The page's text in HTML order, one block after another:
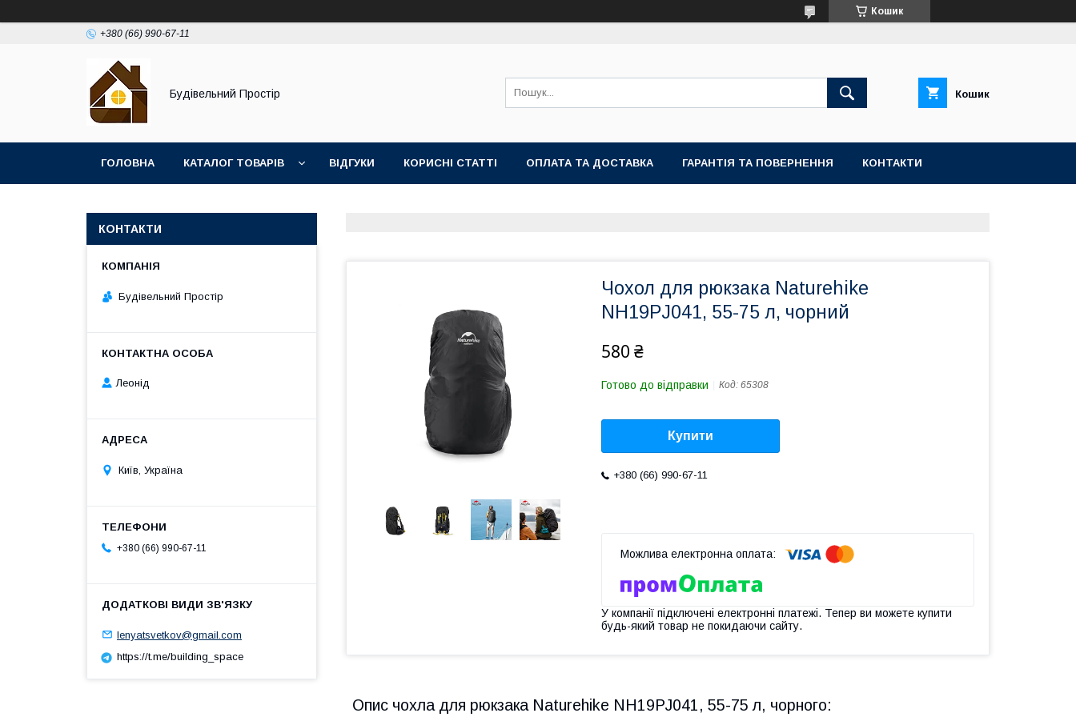
Кошик
+380 (66) 990-67-11
Будівельний Простір Кошик
ГОЛОВНА КАТАЛОГ ТОВАРІВ ВІДГУКИ КОРИСНІ СТАТТІ ОПЛАТА ТА ДОСТАВКА ГАРАНТІЯ ТА ПОВЕРНЕННЯ КОНТАКТИ
Чохол для рюкзака Naturehike
NH19PJ041, 55-75 л, чорний
580 ₴
Готово до відправки Код: 65308
Купити
+380 (66) 990-67-11
У компанії підключені електронні платежі. Тепер ви можете купити
будь-який товар не покидаючи сайту.
Опис чохла для рюкзака Naturehike NH19PJ041, 55-75 л, чорного:
КОНТАКТИ
Будівельний Простір
Леонід
Київ, Україна
+380 (66) 990-67-11
lenyatsvetkov@gmail.com
https://t.me/building_space